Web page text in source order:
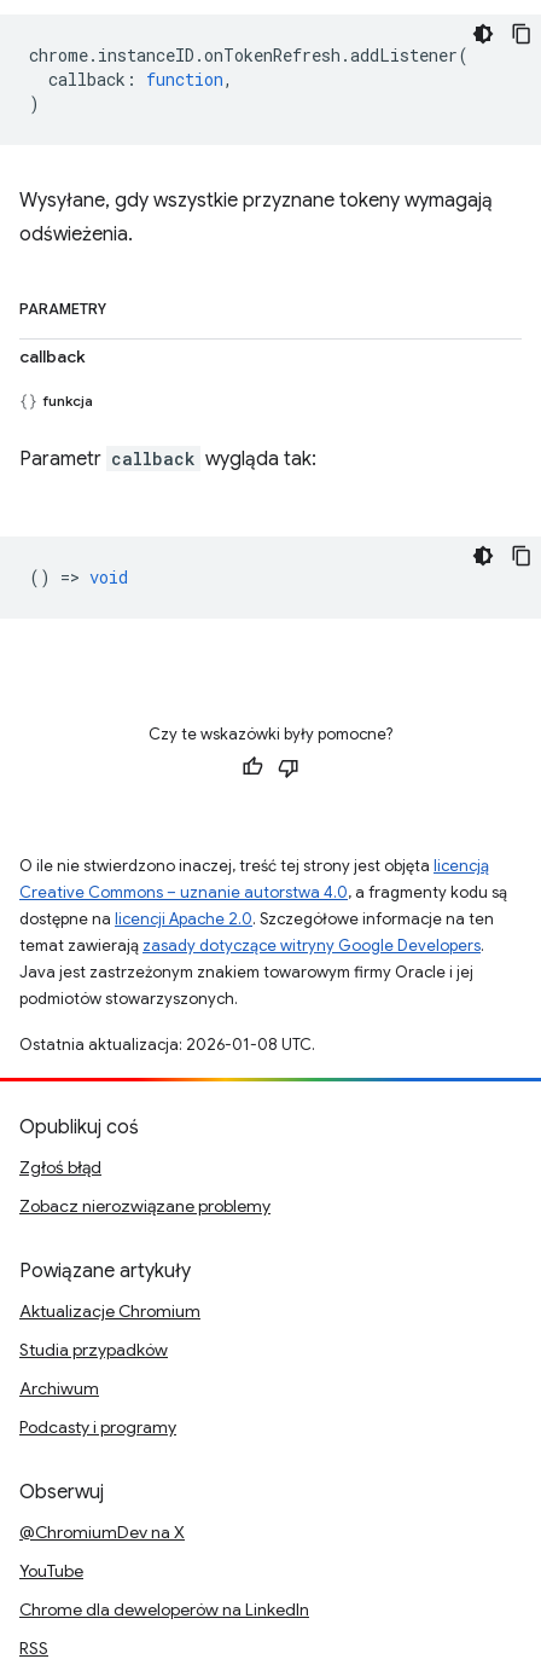
chrome. instanceID .onTokenRefresh .addListener(
callback : function,
)
Wysyłane, gdy wszystkie przyznane tokeny wymagają
odświeżenia.
PARAMETRY
callback
funkcja
Parametr callback wygląda tak:
() => void
Czy te wskazówki były pomocne?
O ile nie stwierdzono inaczej, treść tej strony jest objęta licencją
Creative Commons – uznanie autorstwa 4.0, a fragmenty kodu są
dostępne na licencji Apache 2.0. Szczegółowe informacje na ten
temat zawierają zasady dotyczące witryny Google Developers.
Java jest zastrzeżonym znakiem towarowym firmy Oracle i jej
podmiotów stowarzyszonych.
Ostatnia aktualizacja: 2026-01-08 UTC.
Opublikuj coś
Zgłoś błąd
Zobacz nierozwiązane problemy
Powiązane artykuły
Aktualizacje Chromium
Studia przypadków
Archiwum
Podcasty i programy
Obserwuj
@ChromiumDev na X
YouTube
Chrome dla deweloperów na LinkedIn
RSS